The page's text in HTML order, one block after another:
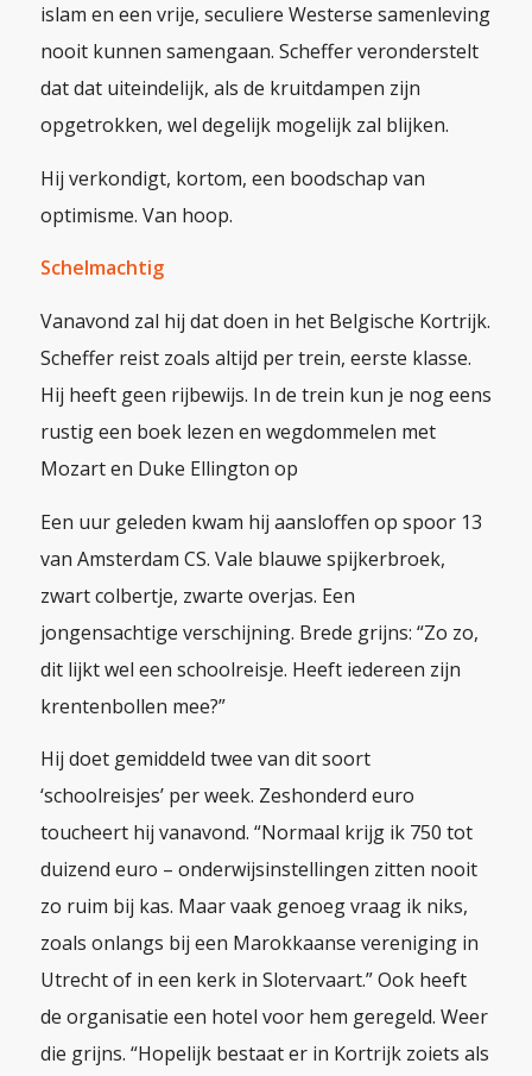
islam en een vrije, seculiere Westerse samenleving
nooit kunnen samengaan. Scheffer veronderstelt
dat dat uiteindelijk, als de kruitdampen zijn
opgetrokken, wel degelijk mogelijk zal blijken.
Hij verkondigt, kortom, een boodschap van
optimisme. Van hoop.
Schelmachtig
Vanavond zal hij dat doen in het Belgische Kortrijk.
Scheffer reist zoals altijd per trein, eerste klasse.
Hij heeft geen rijbewijs. In de trein kun je nog eens
rustig een boek lezen en wegdommelen met
Mozart en Duke Ellington op
Een uur geleden kwam hij aansloffen op spoor 13
van Amsterdam CS. Vale blauwe spijkerbroek,
zwart colbertje, zwarte overjas. Een
jongensachtige verschijning. Brede grijns: “Zo zo,
dit lijkt wel een schoolreisje. Heeft iedereen zijn
krentenbollen mee?”
Hij doet gemiddeld twee van dit soort
‘schoolreisjes’ per week. Zeshonderd euro
toucheert hij vanavond. “Normaal krijg ik 750 tot
duizend euro – onderwijsinstellingen zitten nooit
zo ruim bij kas. Maar vaak genoeg vraag ik niks,
zoals onlangs bij een Marokkaanse vereniging in
Utrecht of in een kerk in Slotervaart.” Ook heeft
de organisatie een hotel voor hem geregeld. Weer
die grijns. “Hopelijk bestaat er in Kortrijk zoiets als